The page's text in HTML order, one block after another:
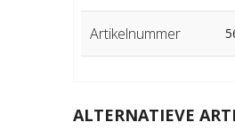
Artikelnummer
ALTERNATIEVE